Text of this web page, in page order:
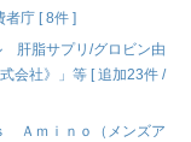
庁 [ 8件 ]
肝脂サプリ/グロビン由
会社》」等 [ 追加23件 /
Ａｍｉｎｏ（メンズア